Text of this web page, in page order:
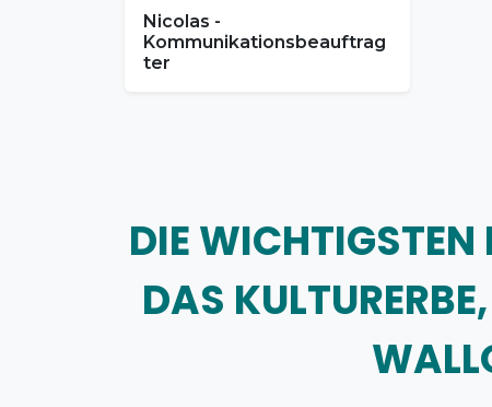
Nicolas -
Kommunikationsbeauftrag
ter
DIE WICHTIGSTEN
DAS